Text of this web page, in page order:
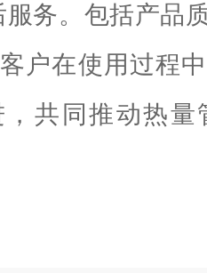
服务。包括产品
户在使用过程
共同推动热